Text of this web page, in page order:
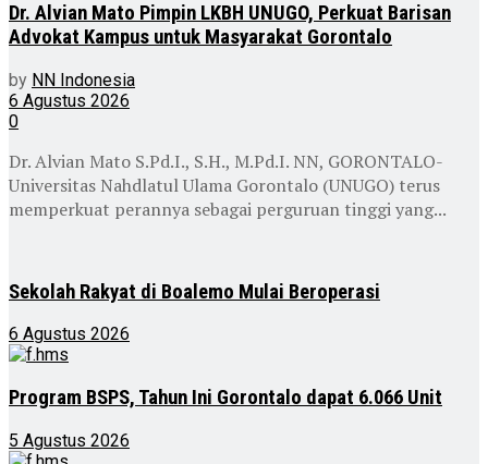
Dr. Alvian Mato Pimpin LKBH UNUGO, Perkuat Barisan
Advokat Kampus untuk Masyarakat Gorontalo
by NN Indonesia
6 Agustus 2026
0
Dr. Alvian Mato S.Pd.I., S.H., M.Pd.I. NN, GORONTALO-
Universitas Nahdlatul Ulama Gorontalo (UNUGO) terus
memperkuat perannya sebagai perguruan tinggi yang...
Sekolah Rakyat di Boalemo Mulai Beroperasi
6 Agustus 2026
Program BSPS, Tahun Ini Gorontalo dapat 6.066 Unit
5 Agustus 2026